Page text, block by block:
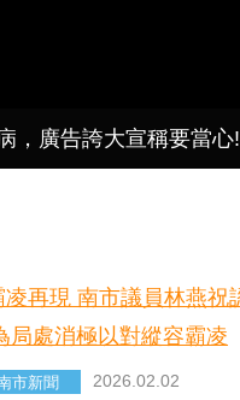
，廣告誇大宣稱要當心!
市新聞 2026.02.02